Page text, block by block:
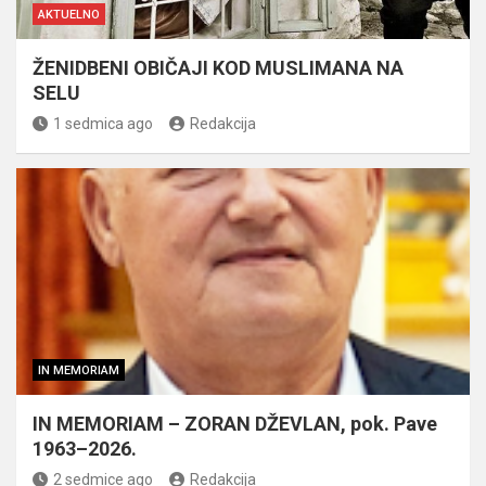
AKTUELNO
ŽENIDBENI OBIČAJI KOD MUSLIMANA NA
SELU
1 sedmica ago Redakcija
IN MEMORIAM
IN MEMORIAM – ZORAN DŽEVLAN, pok. Pave
1963–2026.
2 sedmice ago Redakcija